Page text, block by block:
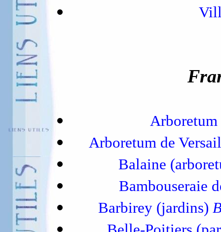
Arboretum
Arboretum de
Balaine
Bambouseraie
Barbirey (jardins)